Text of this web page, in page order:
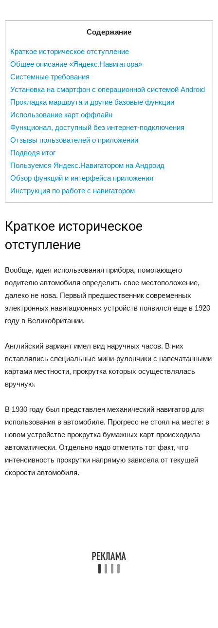
Содержание
Краткое историческое отступление
Общее описание «Яндекс.Навигатора»
Системные требования
Установка на смартфон с операционной системой Android
Прокладка маршрута и другие базовые функции
Использование карт оффлайн
Функционал, доступный без интернет-подключения
Отзывы пользователей о приложении
Подводя итог
Пользуемся Яндекс.Навигатором на Андроид
Обзор функций и интерфейса приложения
Инструкция по работе с навигатором
Краткое историческое
отступление
Вообще, идея использования прибора, помогающего
водителю автомобиля определить свое местоположение,
далеко не нова. Первый предшественник современных
электронных навигационных устройств появился еще в 1920
году в Великобритании.
Английский вариант имел вид наручных часов. В них
вставлялись специальные мини-рулончики с напечатанными
картами местности, прокрутка которых осуществлялась
вручную.
В 1930 году был представлен механический навигатор для
использования в автомобиле. Прогресс не стоял на месте: в
новом устройстве прокрутка бумажных карт происходила
автоматически. Отдельно надо отметить тот факт, что
интенсивность прокрутки напрямую зависела от текущей
скорости автомобиля.